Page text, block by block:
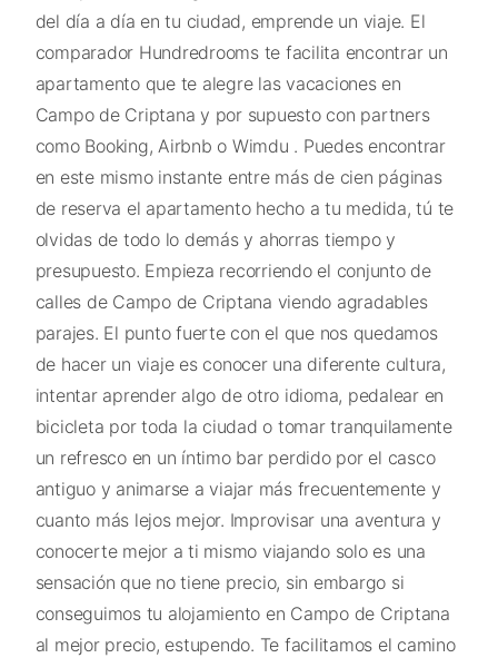
del día a día en tu ciudad, emprende un viaje. El
comparador Hundredrooms te facilita encontrar un
apartamento que te alegre las vacaciones en
Campo de Criptana y por supuesto con partners
como Booking, Airbnb o Wimdu . Puedes encontrar
en este mismo instante entre más de cien páginas
de reserva el apartamento hecho a tu medida, tú te
olvidas de todo lo demás y ahorras tiempo y
presupuesto. Empieza recorriendo el conjunto de
calles de Campo de Criptana viendo agradables
parajes. El punto fuerte con el que nos quedamos
de hacer un viaje es conocer una diferente cultura,
intentar aprender algo de otro idioma, pedalear en
bicicleta por toda la ciudad o tomar tranquilamente
un refresco en un íntimo bar perdido por el casco
antiguo y animarse a viajar más frecuentemente y
cuanto más lejos mejor. Improvisar una aventura y
conocerte mejor a ti mismo viajando solo es una
sensación que no tiene precio, sin embargo si
conseguimos tu alojamiento en Campo de Criptana
al mejor precio, estupendo. Te facilitamos el camino